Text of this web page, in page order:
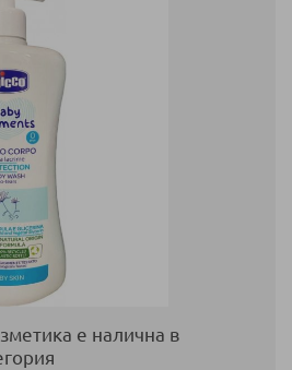
е налична в